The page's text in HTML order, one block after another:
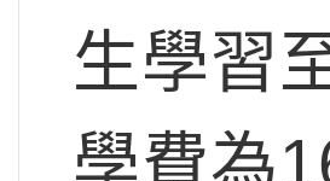
生學習
學費為